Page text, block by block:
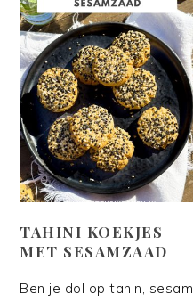
TAHINI KOEKJES
MET SESAMZAAD
Ben je dol op tahin, sesam